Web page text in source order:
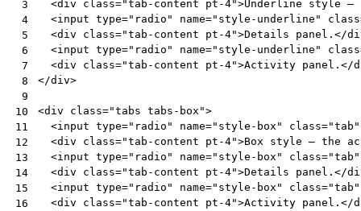
3
4
5
6
7
8
9
10
11
12
13
14
15
16
<div class="tab-content pt-4">Underline style —
<input type="radio" name="style-underline" class
<div class="tab-content pt-4">Details panel. </
<input type="radio" name="style-underline" class
<div class="tab-content pt-4">Activity panel. </
</div>
<div class="tabs tabs-box">
<input type="radio" name="style-box" class="tab"
<div class="tab-content pt-4">Box style — the
<input type="radio" name="style-box" class="tab"
<div class="tab-content pt-4">Details panel. </
<input type="radio" name="style-box" class="tab"
<div class="tab-content pt-4">Activity panel. </